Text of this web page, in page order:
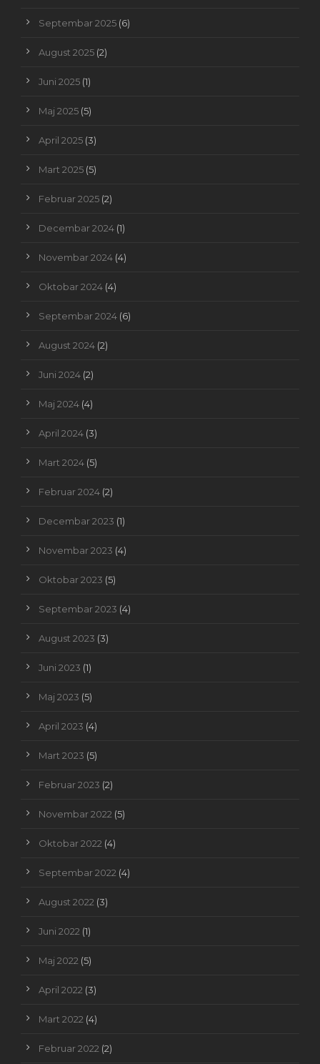
Septembar 2025 (6)
August 2025 (2)
Juni 2025 (1)
Maj 2025 (5)
April 2025 (3)
Mart 2025 (5)
Februar 2025 (2)
Decembar 2024 (1)
Novembar 2024 (4)
Oktobar 2024 (4)
Septembar 2024 (6)
August 2024 (2)
Juni 2024 (2)
Maj 2024 (4)
April 2024 (3)
Mart 2024 (5)
Februar 2024 (2)
Decembar 2023 (1)
Novembar 2023 (4)
Oktobar 2023 (5)
Septembar 2023 (4)
August 2023 (3)
Juni 2023 (1)
Maj 2023 (5)
April 2023 (4)
Mart 2023 (5)
Februar 2023 (2)
Novembar 2022 (5)
Oktobar 2022 (4)
Septembar 2022 (4)
August 2022 (3)
Juni 2022 (1)
Maj 2022 (5)
April 2022 (3)
Mart 2022 (4)
Februar 2022 (2)